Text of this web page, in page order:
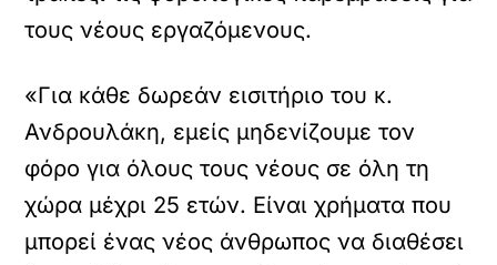
τους νέους εργαζόμενους.
«Για κάθε δωρεάν εισιτήριο του κ.
Ανδρουλάκη, εμείς μηδενίζουμε τον
φόρο για όλους τους νέους σε όλη τη
χώρα μέχρι 25 ετών. Είναι χρήματα που
μπορεί ένας νέος άνθρωπος να διαθέσει